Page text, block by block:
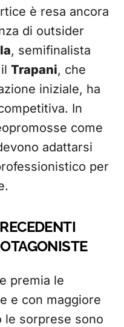
è resa ancora
di outsider
, semifinalista
Trapani, che
iniziale, ha
In
come
adattarsi
per
premia le
e con maggiore
le sorprese sono